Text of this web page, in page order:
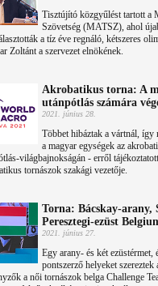
Tisztújító közgyűlést tartott a
Szövetség (MATSZ), ahol
a tíz éve regnáló, kétszeres
Zoltánt a szervezet elnökének.
Akrobatikus torna: A
utánpótlás számára
2021. június 28.
Többet hibáztak a vártnál, így
a magyar egységek az
világbajnokságán - erről
tornászok szakági vezetője.
Torna: Bácskay-arany,
Peresztegi-ezüst
2021. június 27.
Egy arany- és két ezüstérmet,
pontszerző helyeket szereztek
a női tornászok belga Challenge